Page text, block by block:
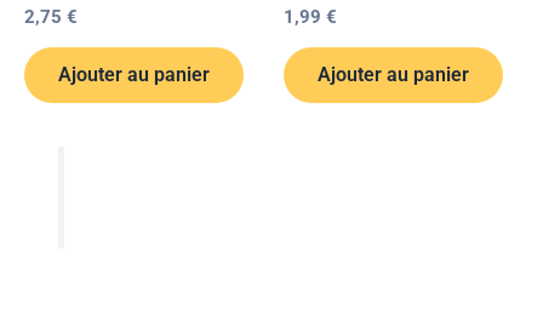
2,75 €
Ajouter au panier
1,99 €
Ajouter au panier